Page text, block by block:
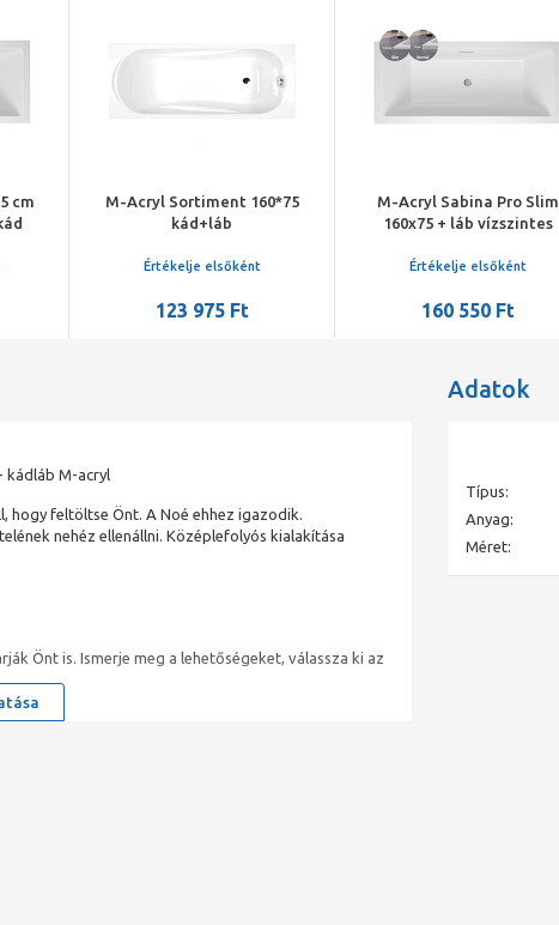
cm
M-Acryl Sortiment 160*75
kád+láb
Értékelje elsőként
123 975 Ft
M-Acryl Sabina Pro Slim
160x75 + láb vízszintes
Értékelje elsőként
160 550 Ft
kádláb M-acryl
hogy feltöltse Önt. A Noé ehhez igazodik.
nehéz ellenállni. Középlefolyós kialakítása
Önt is. Ismerje meg a lehetőségeket, válassza ki az
lehetőségét is. Családok, szomszédok,
a mindennapok nehézségeit. A különböző
Adatok
Típus:
Anyag:
Méret: